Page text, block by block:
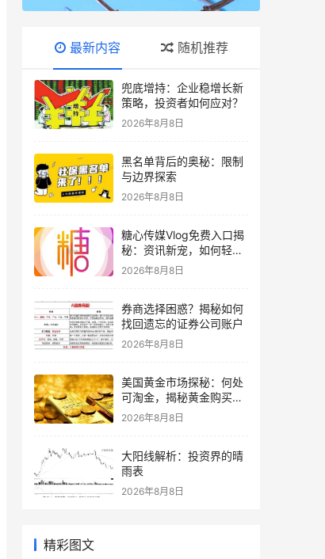
最新内容 随机推荐
兜底增持：企业稳增长新
策略，投资者如何应对？
2026年8月8日
黑名单背后的奥秘：限制
与边界探索
2026年8月8日
糖心传媒Vlog免费入口揭
秘：资讯新宠，如何轻松
获取？
2026年8月8日
券商选择困惑？揭秘如何
找回遗忘的证券公司账户
2026年8月8日
美国黄金市场探秘：何处
可淘金，揭秘黄金购买指
南
2026年8月8日
大阳线解析：投资界的晴
雨表
2026年8月8日
精彩图文